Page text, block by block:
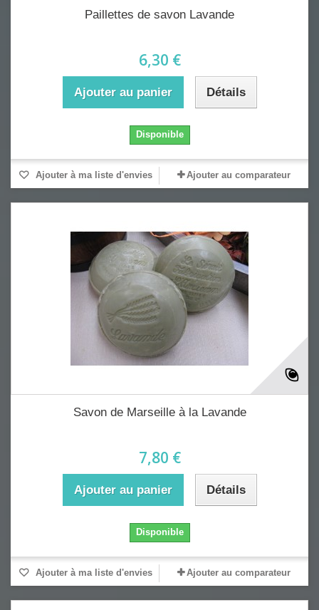
Paillettes de savon Lavande
6,30 €
Ajouter au panier Détails
Disponible
Ajouter à ma liste d'envies Ajouter au comparateur
Savon de Marseille à la Lavande
7,80 €
Ajouter au panier Détails
Disponible
Ajouter à ma liste d'envies Ajouter au comparateur